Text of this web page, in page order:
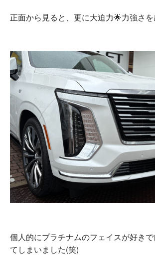
正面から見ると、更に大迫力🌟力強さを
個人的にプラチナムのフェイスが好き
てしまいました(笑)